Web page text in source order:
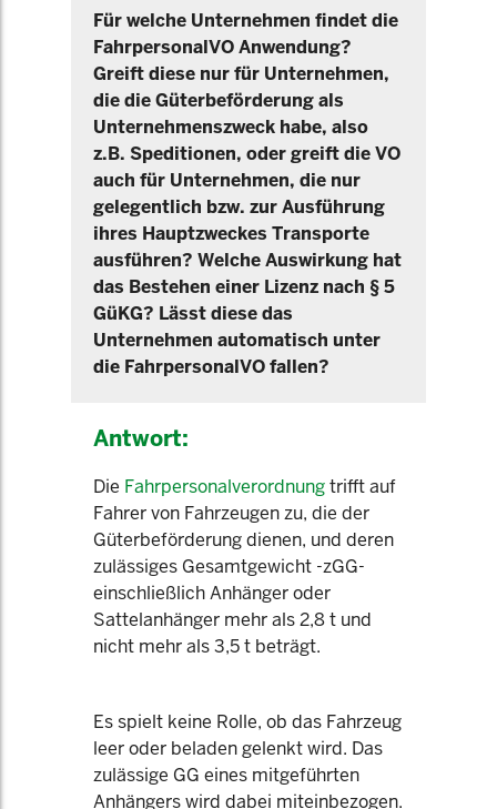
Für welche Unternehmen findet die
FahrpersonalVO Anwendung?
Greift diese nur für Unternehmen,
die die Güterbeförderung als
Unternehmenszweck habe, also
z.B. Speditionen, oder greift die VO
auch für Unternehmen, die nur
gelegentlich bzw. zur Ausführung
ihres Hauptzweckes Transporte
ausführen? Welche Auswirkung hat
das Bestehen einer Lizenz nach § 5
GüKG? Lässt diese das
Unternehmen automatisch unter
die FahrpersonalVO fallen?
Antwort:
Die Fahrpersonalverordnungtrifft auf
Fahrer von Fahrzeugen zu, die der
Güterbeförderung dienen, und deren
zulässiges Gesamtgewicht -zGG-
einschließlich Anhänger oder
Sattelanhänger mehr als 2,8 t und
nicht mehr als 3,5 t beträgt.
Es spielt keine Rolle, ob das Fahrzeug
leer oder beladen gelenkt wird. Das
zulässige GG eines mitgeführten
Anhängers wird dabei miteinbezogen.